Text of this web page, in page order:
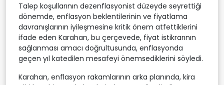
Talep koşullarının dezenflasyonist düzeyde seyrettiği
dönemde, enflasyon beklentilerinin ve fiyatlama
davranışlarının iyileşmesine kritik önem atfettiklerini
ifade eden Karahan, bu çerçevede, fiyat istikrarının
sağlanması amacı doğrultusunda, enflasyonda
geçen yıl katedilen mesafeyi önemsediklerini söyledi.
Karahan, enflasyon rakamlarının arka planında, kira